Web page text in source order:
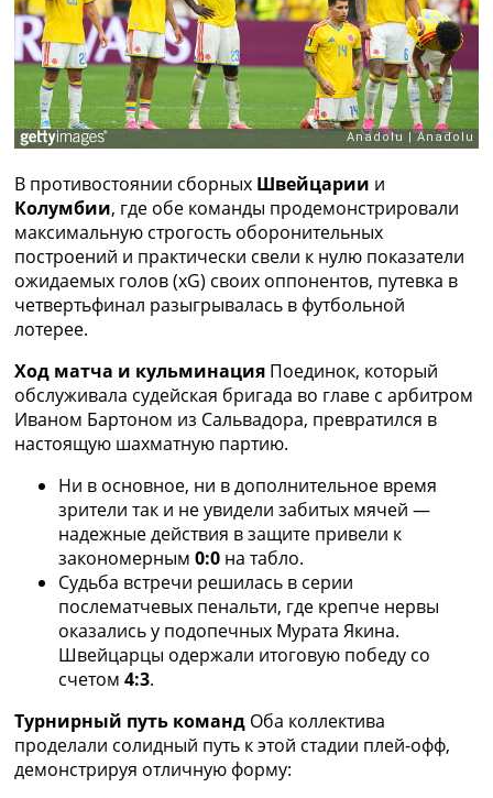
Categories
Главная
Новости футбола
Видео
Трансферы
Последние комментарии
Конкурс прогнозов
Логин
Рейтинги
Правила
Коллективный прогноз
Турниры
Украина. Премьер-Лига
Украина. Первая Лига
Лига Чемпионов
Англия. Премьер Лига
Испания. Ла Лига
Другие Турниры >>>
Таблицы
Таблицы групп Чемпионата Мира
Украина. Премьер-Лига
Украина. Первая Лига
Лига Чемпионов. Таблицы групп
Англия. Премьер-Лига
Испания. Ла Лига
Рейтинги
Рейтинг стран УЕФА
Рейтинг клубов УЕФА
В противостоянии сборных Швейцарии и
Колумбии, где обе команды продемонстрировали
максимальную строгость оборонительных
построений и практически свели к нулю показатели
ожидаемых голов (xG) своих оппонентов, путевка в
четвертьфинал разыгрывалась в футбольной
лотерее.
Ход матча и кульминация Поединок, который
обслуживала судейская бригада во главе с арбитром
Иваном Бартоном из Сальвадора, превратился в
настоящую шахматную партию.
Ни в основное, ни в дополнительное время
зрители так и не увидели забитых мячей —
надежные действия в защите привели к
закономерным 0:0 на табло.
Судьба встречи решилась в серии
послематчевых пенальти, где крепче нервы
оказались у подопечных Мурата Якина.
Швейцарцы одержали итоговую победу со
счетом 4:3.
Турнирный путь команд Оба коллектива
проделали солидный путь к этой стадии плей-офф,
демонстрируя отличную форму: